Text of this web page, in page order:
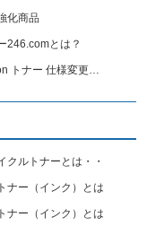
化商品
246.comとは？
トナー 仕様変更…
クルトナーとは・・
ナー（インク）とは
ナー（インク）とは